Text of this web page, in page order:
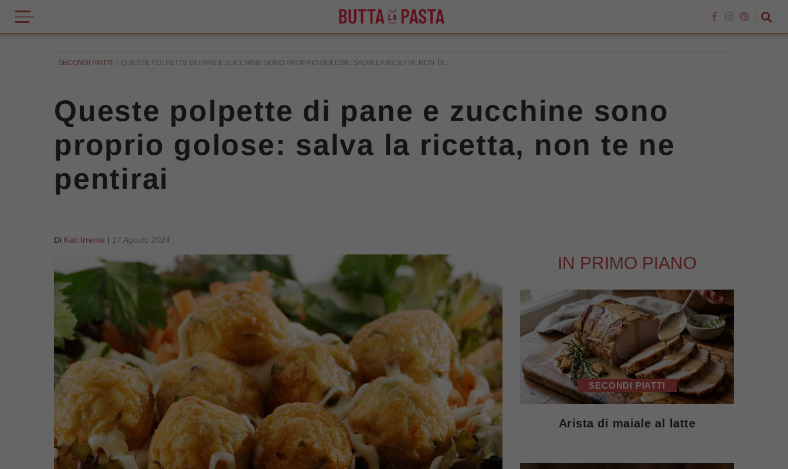
SECONDI PIATTI QUESTE POLPETTE DI PANE E ZUCCHINE SONO PROPRIO GOLOSE: SALVA LA RICETTA, NON TE...
Queste polpette di pane e zucchine sono
proprio golose: salva la ricetta, non te ne
pentirai
Di Kati Irrente | 17 Agosto 2024
IN PRIMO PIANO
SECONDI PIATTI
Arista di maiale al latte